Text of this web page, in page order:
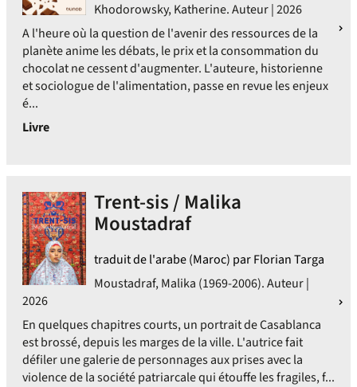
Khodorowsky, Katherine. Auteur | 2026
A l'heure où la question de l'avenir des ressources de la
planète anime les débats, le prix et la consommation du
chocolat ne cessent d'augmenter. L'auteure, historienne
et sociologue de l'alimentation, passe en revue les enjeux
é...
Livre
Trent-sis / Malika
Moustadraf
traduit de l'arabe (Maroc) par Florian Targa
Moustadraf, Malika (1969-2006). Auteur |
2026
En quelques chapitres courts, un portrait de Casablanca
est brossé, depuis les marges de la ville. L'autrice fait
défiler une galerie de personnages aux prises avec la
violence de la société patriarcale qui étouffe les fragiles, f...